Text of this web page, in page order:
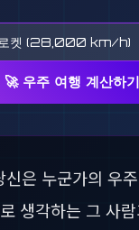
🚀 우주 여행 계산하기
신은 누군가의 우
생각하는 그 사